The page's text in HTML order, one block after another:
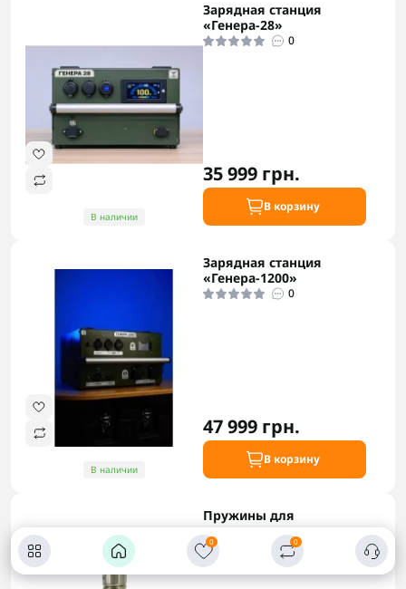
0 0
В наличии
Зарядная станция
«Генера-28»
0
35 999 грн.
В корзину
В наличии
Зарядная станция
«Генера-1200»
0
47 999 грн.
В корзину
Пружины для
крепления антенн
1